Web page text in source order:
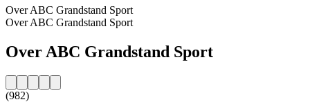
Over ABC Grandstand Sport
Over ABC Grandstand Sport
Over ABC Grandstand Sport
(982)